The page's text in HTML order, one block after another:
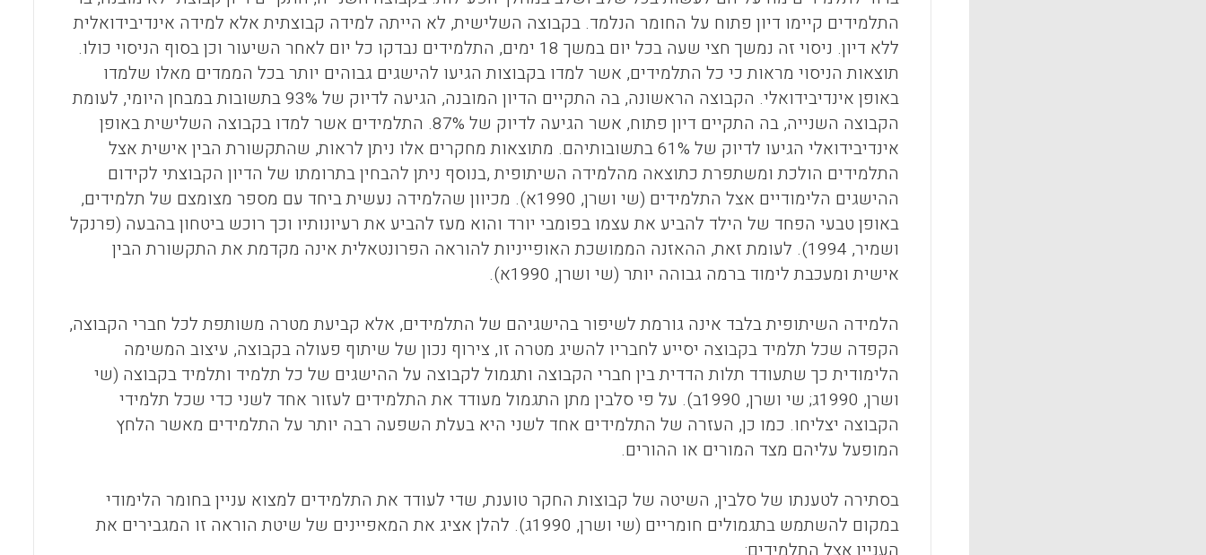
התלמידים קיימו דיון פתוח על החומר הנלמד. בקבוצה השלישית, לא הייתה למידה קבוצתית אלא למידה אינדיבידואלית
ללא דיון. ניסוי זה נמשך חצי שעה בכל יום במשך 18 ימים, התלמידים נבדקו כל יום לאחר השיעור וכן בסוף הניסוי כולו.
תוצאות הניסוי מראות כי כל התלמידים, אשר למדו בקבוצות הגיעו להישגים גבוהים יותר בכל הממדים מאלו שלמדו
באופן אינדיבידואלי. הקבוצה הראשונה, בה התקיים הדיון המובנה, הגיעה לדיוק של 93% בתשובות במבחן היומי, לעומת
הקבוצה השנייה, בה התקיים דיון פתוח, אשר הגיעה לדיוק של 87%. התלמידים אשר למדו בקבוצה השלישית באופן
אינדיבידואלי הגיעו לדיוק של 61% בתשובותיהם. מתוצאות מחקרים אלו ניתן לראות, שהתקשורת הבין אישית אצל
התלמידים הולכת ומשתפרת כתוצאה מהלמידה השיתופית ,בנוסף ניתן להבחין בתרומתו של הדיון הקבוצתי לקידום
ההישגים הלימודיים אצל התלמידים (שי ושרן, 1990א). מכיוון שהלמידה נעשית ביחד עם מספר מצומצם של תלמידים,
באופן טבעי הפחד של הילד להביע את עצמו בפומבי יורד והוא מעז להביע את רעיונותיו וכך רוכש ביטחון בהבעה (פרנקל
ושמיר, 1994). לעומת זאת, ההאזנה הממושכת האופייניות להוראה הפרונטאלית אינה מקדמת את התקשורת הבין
אישית ומעכבת לימוד ברמה גבוהה יותר (שי ושרן, 1990א).
הלמידה השיתופית בלבד אינה גורמת לשיפור בהישגיהם של התלמידים, אלא קביעת מטרה משותפת לכל חברי הקבוצה,
הקפדה שכל תלמיד בקבוצה יסייע לחבריו להשיג מטרה זו, צירוף נכון של שיתוף פעולה בקבוצה, עיצוב המשימה
הלימודית כך שתעודד תלות הדדית בין חברי הקבוצה ותגמול לקבוצה על ההישגים של כל תלמיד ותלמיד בקבוצה (שי
ושרן, 1990ג; שי ושרן, 1990ב). על פי סלבין מתן התגמול מעודד את התלמידים לעזור אחד לשני כדי שכל תלמידי
הקבוצה יצליחו. כמו כן, העזרה של התלמידים אחד לשני היא בעלת השפעה רבה יותר על התלמידים מאשר הלחץ
המופעל עליהם מצד המורים או ההורים.
בסתירה לטענתו של סלבין, השיטה של קבוצות החקר טוענת, שדי לעודד את התלמידים למצוא עניין בחומר הלימודי
במקום להשתמש בתגמולים חומריים (שי ושרן, 1990ג). להלן אציג את המאפיינים של שיטת הוראה זו המגבירים את